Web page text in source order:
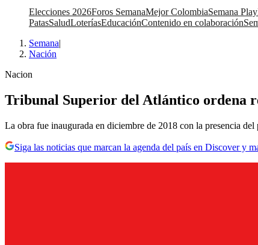
Elecciones 2026Foros SemanaMejor ColombiaSemana Play
PatasSaludLoteríasEducaciónContenido en colaboración
Semana|
Nación
Nacion
Tribunal Superior del Atlántico ordena
La obra fue inaugurada en diciembre de 2018 con la presencia
Siga las noticias que marcan la agenda del país en Discover y